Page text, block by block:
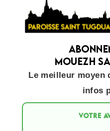
Mouezh
Le meilleur moyen
infos
VOTRE